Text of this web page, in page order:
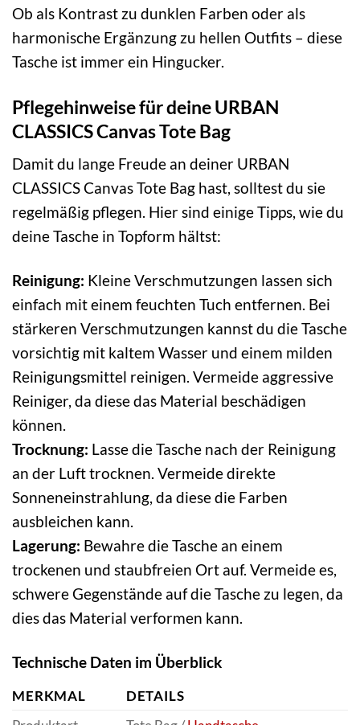
Ob als Kontrast zu dunklen Farben oder als
harmonische Ergänzung zu hellen Outfits – diese
Tasche ist immer ein Hingucker.
Pflegehinweise für deine URBAN
CLASSICS Canvas Tote Bag
Damit du lange Freude an deiner URBAN
CLASSICS Canvas Tote Bag hast, solltest du sie
regelmäßig pflegen. Hier sind einige Tipps, wie du
deine Tasche in Topform hältst:
Reinigung: Kleine Verschmutzungen lassen sich
einfach mit einem feuchten Tuch entfernen. Bei
stärkeren Verschmutzungen kannst du die Tasche
vorsichtig mit kaltem Wasser und einem milden
Reinigungsmittel reinigen. Vermeide aggressive
Reiniger, da diese das Material beschädigen
können.
Trocknung: Lasse die Tasche nach der Reinigung
an der Luft trocknen. Vermeide direkte
Sonneneinstrahlung, da diese die Farben
ausbleichen kann.
Lagerung: Bewahre die Tasche an einem
trockenen und staubfreien Ort auf. Vermeide es,
schwere Gegenstände auf die Tasche zu legen, da
dies das Material verformen kann.
Technische Daten im Überblick
MERKMAL
DETAILS